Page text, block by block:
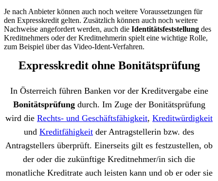
Je nach Anbieter können auch noch weitere Voraussetzungen für
den Expresskredit gelten. Zusätzlich können auch noch weitere
Nachweise angefordert werden, auch die Identitätsfeststellung des
Kreditnehmers oder der Kreditnehmerin spielt eine wichtige Rolle,
zum Beispiel über das Video-Ident-Verfahren.
Expresskredit ohne Bonitätsprüfung
In Österreich führen Banken vor der Kreditvergabe eine
Bonitätsprüfungdurch. Im Zuge der Bonitätsprüfung
wird die Rechts- und Geschäftsfähigkeit, Kreditwürdigkeit
und Kreditfähigkeit der Antragstellerin bzw. des
Antragstellers überprüft. Einerseits gilt es festzustellen, ob
der oder die zukünftige Kreditnehmer/in sich die
monatliche Kreditrate auch leisten kann und ob er oder sie